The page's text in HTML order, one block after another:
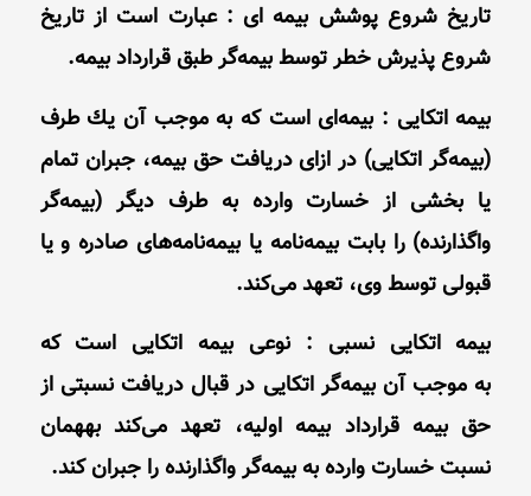
تاریخ شروع پوشش بیمه ای : عبارت است از تاریخ
شروع پذیرش خطر توسط بیمه‌گر طبق قرارداد بیمه.
بیمه اتکایی : بیمه‌‌ای است كه به موجب آن یك طرف
(بیمه‌گر اتکایی) در ازاى دریافت حق بیمه، جبران تمام
یا بخشى از خسارت وارده به طرف دیگر (بیمه‌گر
واگذارنده) را بابت بیمه‌نامه یا بیمه‌نامه‌های صادره و یا
قبولى توسط وى، تعهد می‌کند.
بیمه اتكایى نسبى : نوعى بیمه اتکایی است كه
به موجب آن بیمه‌گر اتکایی در قبال دریافت نسبتى از
حق بیمه قرارداد بیمه اولیه، تعهد می‌کند به‏همان
نسبت خسارت وارده به بیمه‌گر واگذارنده را جبران كند.